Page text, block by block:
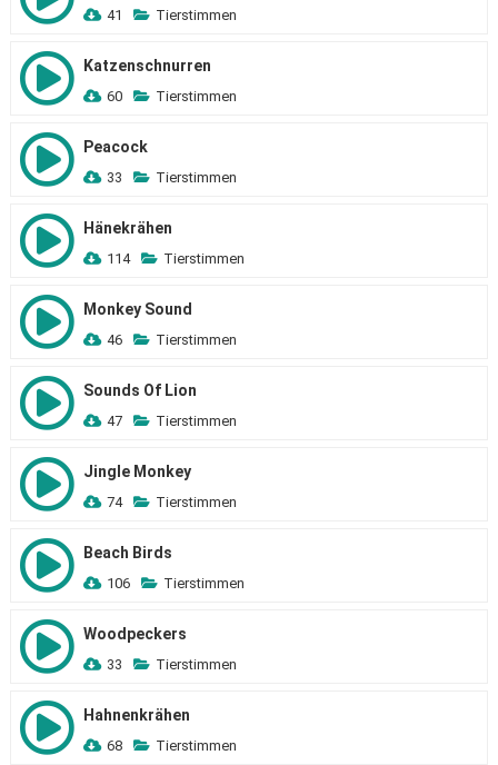
41 Tierstimmen
Katzenschnurren
60 Tierstimmen
Peacock
33 Tierstimmen
Hänekrähen
114 Tierstimmen
Monkey Sound
46 Tierstimmen
Sounds Of Lion
47 Tierstimmen
Jingle Monkey
74 Tierstimmen
Beach Birds
106 Tierstimmen
Woodpeckers
33 Tierstimmen
Hahnenkrähen
68 Tierstimmen